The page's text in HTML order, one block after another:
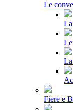
Le
La
Le
Fiere e